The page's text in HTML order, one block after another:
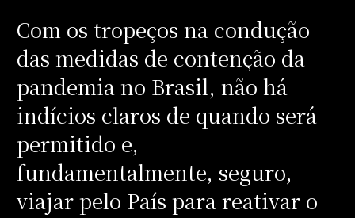
Com os tropeços na condução
das medidas de contenção da
pandemia no Brasil, não há
indícios claros de quando será
permitido e,
fundamentalmente, seguro,
viajar pelo País para reativar o